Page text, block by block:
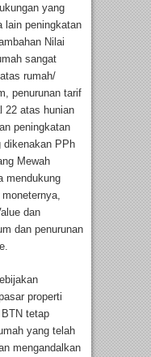
yang
lain peningkatan
Nilai
sangat
rumah/
penurunan tarif
22 atas hunian
peningkatan
dikenakan PPh
Mewah
mendukung
dan
dan penurunan
properti
tetap
yang telah
mengandalkan